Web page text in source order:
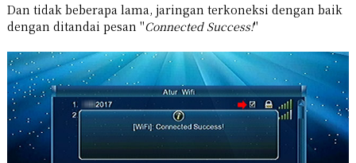
Dan tidak beberapa lama, jaringan terkoneksi dengan baik
dengan ditandai pesan "Connected Success!"